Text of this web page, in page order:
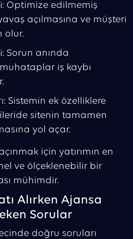
Optimize edilmemiş
açılmasına ve müşteri
olur.
Sorun anında
iş kaybı
Sistemin ek özelliklere
ileride sitenin tamamen
yol açar.
için yatırımın en
ve ölçeklenebilir bir
mühimdir.
Alırken Ajansa
Sorular
doğru soruları